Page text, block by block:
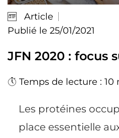
Article
Publié le 25/01/2021
JFN 2020 : focus
Temps de lecture : 10
Les protéines
place essentielle